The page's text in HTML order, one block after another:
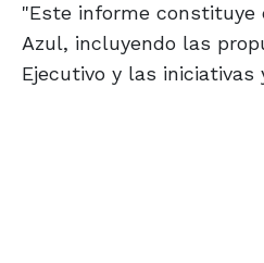
"Este informe constituye
Azul, incluyendo las
Ejecutivo y las iniciativas